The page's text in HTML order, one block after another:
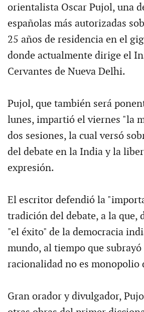
orientalista Oscar Pujol, una
españolas más autorizadas
25 años de residencia en el
donde actualmente dirige el
Cervantes de Nueva Delhi.
Pujol, que también será
lunes, impartió el viernes "la
dos sesiones, la cual versó
del debate en la India y la
expresión.
El escritor defendió la
tradición del debate, a la que,
"el éxito" de la democracia
mundo, al tiempo que
racionalidad no es monopolio
Gran orador y divulgador,